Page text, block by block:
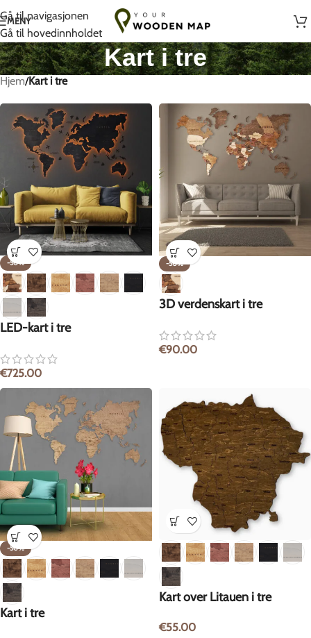
Gå til navigasjonen
Gå til hovedinnholdet
Håndlaget med kjærlighet i Litauen
MENY
Kart i tre
Hjem/Kart i tre
-50%
LED-kart i tre
€725.00
-50%
3D verdenskart i tre
€90.00
-50%
Kart i tre
Kart over Litauen i tre
€55.00